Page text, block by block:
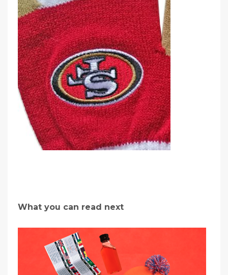
What you can read next